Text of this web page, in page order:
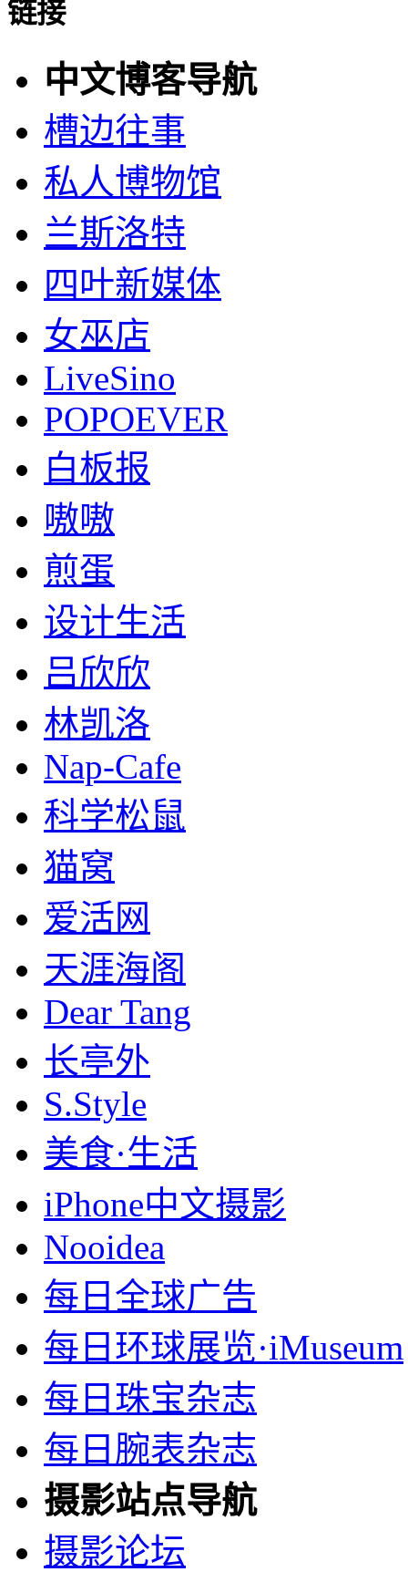
链接
中文博客导航
槽边往事
私人博物馆
兰斯洛特
四叶新媒体
女巫店
LiveSino
POPOEVER
白板报
嗷嗷
煎蛋
设计生活
吕欣欣
林凯洛
Nap-Cafe
科学松鼠
猫窝
爱活网
天涯海阁
Dear Tang
长亭外
S.Style
美食·生活
iPhone中文摄影
Nooidea
每日全球广告
每日环球展览·iMuseum
每日珠宝杂志
每日腕表杂志
摄影站点导航
摄影论坛